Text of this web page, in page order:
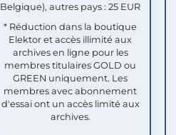
Belgique), autres pays : 25 EUR
* Réduction dans la boutique
Elektor et accès illimité aux
archives en ligne pour les
membres titulaires GOLD ou
GREEN uniquement. Les
membres avec abonnement
d'essai ont un accès limité aux
archives.